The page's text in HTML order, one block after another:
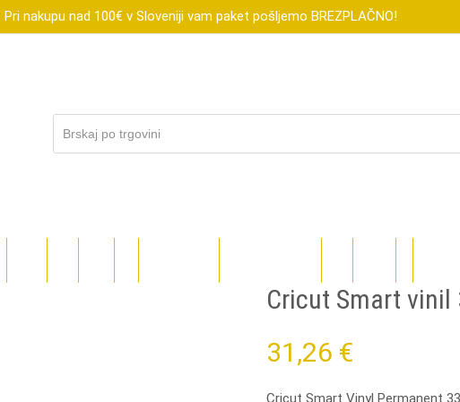
Pri nakupu nad 100€ v Sloveniji vam paket pošljemo BREZPLAČNO!
Cricut Smart vinil
31,26 €
Cricut Smart Vinyl Permanent